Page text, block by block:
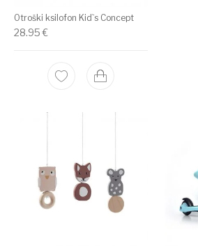
Otroški ksilofon Kid`s Concept
28.95€